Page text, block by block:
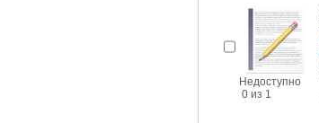
Недоступно
0 из 1